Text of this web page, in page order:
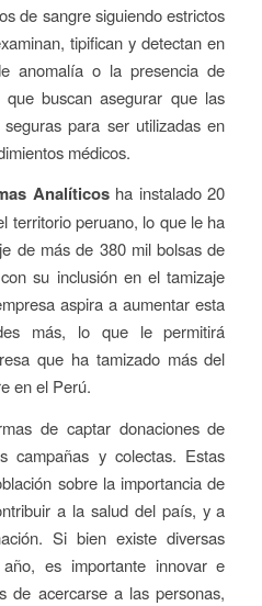
de sangre siguiendo estrictos
tipifican y detectan en
anomalía o la presencia de
que buscan asegurar que las
para ser utilizadas en
médicos.
Analíticosha instalado 20
territorio peruano, lo que le ha
de más de 380 mil bolsas de
su inclusión en el tamizaje
aspira a aumentar esta
más, lo que le permitirá
que ha tamizado más del
en el Perú.
de captar donaciones de
y colectas. Estas
sobre la importancia de
a la salud del país, y a
Si bien existe diversas
es importante innovar e
de acercarse a las personas,